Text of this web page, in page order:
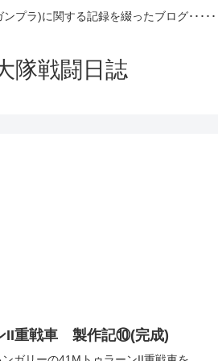
プラ)に関する記録を綴ったブログ･････
隊戦闘日誌
II重戦車 製作記⑩(完成)